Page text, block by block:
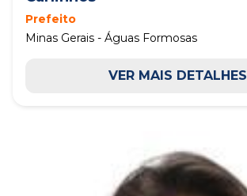
Prefeito
Minas Gerais - Águas Formosas
VER MAIS DETALHES